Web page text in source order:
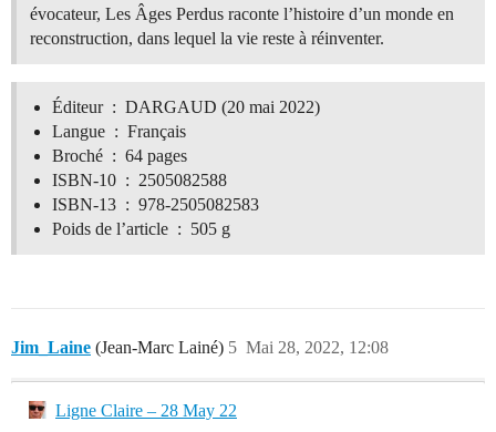
évocateur, Les Âges Perdus raconte l’histoire d’un monde en
reconstruction, dans lequel la vie reste à réinventer.
Éditeur ‏ : ‎ DARGAUD (20 mai 2022)
Langue ‏ : ‎ Français
Broché ‏ : ‎ 64 pages
ISBN-10 ‏ : ‎ 2505082588
ISBN-13 ‏ : ‎ 978-2505082583
Poids de l’article ‏ : ‎ 505 g
Jim_Laine (Jean-Marc Lainé) Mai 28, 2022, 12:08
5
Ligne Claire – 28 May 22